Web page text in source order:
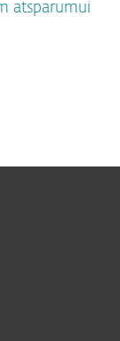
atsparumui